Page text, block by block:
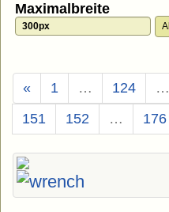
Maximalbreite
« 1 … 124 …
151
152 … 176